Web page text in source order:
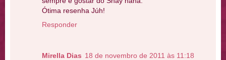
Ótima resenha Júh!
Responder
Mirella Dias 18 de novembro de 2011 às 11:18